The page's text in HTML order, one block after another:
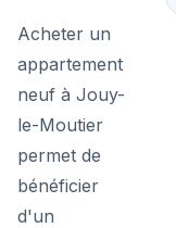
Acheter un
appartement
neuf à Jouy-
le-Moutier
permet de
bénéficier
d'un